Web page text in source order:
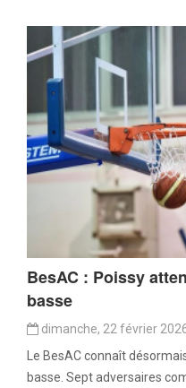
BesAC : Poissy
basse
dimanche, 22 février
Le BesAC connaît
basse. Sept adversaires